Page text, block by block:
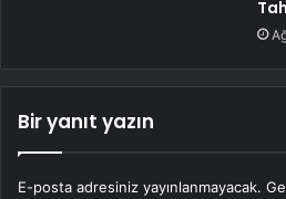
Bir yanıt yazın
E-posta adresiniz yayınlanmayacak.